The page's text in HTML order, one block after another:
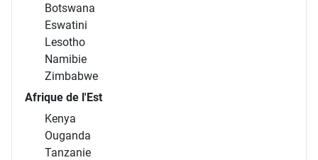
Botswana
Eswatini
Lesotho
Namibie
Zimbabwe
Afrique de l'Est
Kenya
Ouganda
Tanzanie